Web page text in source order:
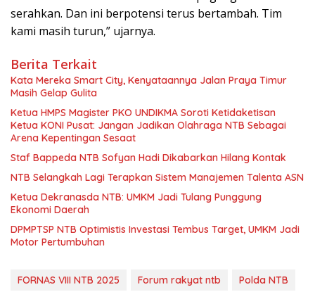
serahkan. Dan ini berpotensi terus bertambah. Tim
kami masih turun,” ujarnya.
Berita Terkait
Kata Mereka Smart City, Kenyataannya Jalan Praya Timur
Masih Gelap Gulita
Ketua HMPS Magister PKO UNDIKMA Soroti Ketidaketisan
Ketua KONI Pusat: Jangan Jadikan Olahraga NTB Sebagai
Arena Kepentingan Sesaat
Staf Bappeda NTB Sofyan Hadi Dikabarkan Hilang Kontak
NTB Selangkah Lagi Terapkan Sistem Manajemen Talenta ASN
Ketua Dekranasda NTB: UMKM Jadi Tulang Punggung
Ekonomi Daerah
DPMPTSP NTB Optimistis Investasi Tembus Target, UMKM Jadi
Motor Pertumbuhan
FORNAS VIII NTB 2025 Forum rakyat ntb Polda NTB